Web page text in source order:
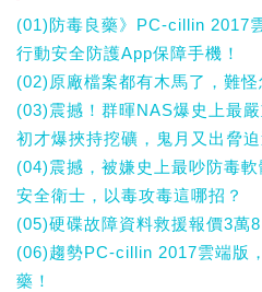
(01)防毒良藥》PC-cillin 2017
行動安全防護App保障手機！
(02)原廠檔案都有木馬了，難怪
(03)震撼！群暉NAS爆史上最
初才爆挾持挖礦，鬼月又出脅
(04)震撼，被嫌史上最吵防毒
安全衛士，以毒攻毒這哪招？
(05)硬碟故障資料救援報價3萬8
(06)趨勢PC-cillin 2017雲端版
藥！